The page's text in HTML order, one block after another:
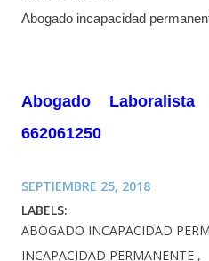
Abogado incapacidad
Abogado
662061250
SEPTIEMBRE 25, 2018
LABELS:
ABOGADO INCAPACIDAD
INCAPACIDAD PERMANENTE